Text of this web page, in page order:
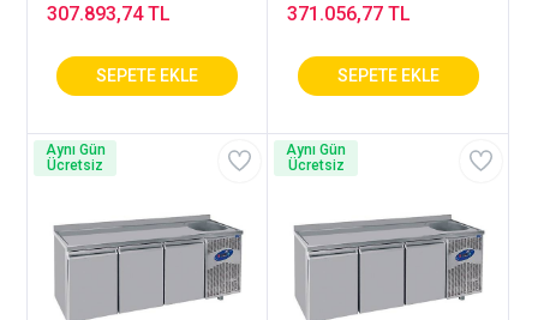
307.893,74 TL 371.056,77 TL
Aynı Gün
Ücretsiz
Aynı Gün
Ücretsiz